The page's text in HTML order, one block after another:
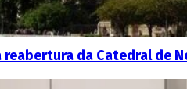
reabertura da Catedral de